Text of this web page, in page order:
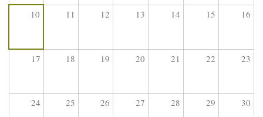
10 11 12 13 14 15 16
17 18 19 20 21 22 23
24 25 26 27 28 29 30